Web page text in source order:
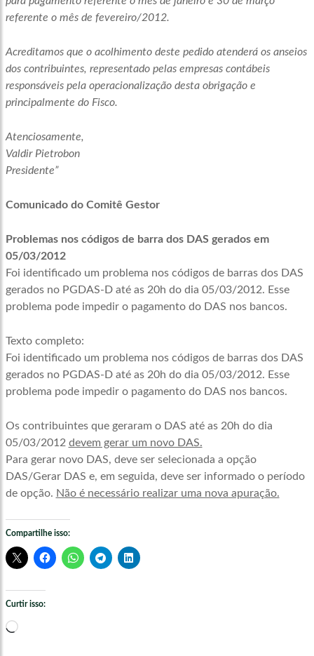
referente o mês de fevereiro/2012.
Acreditamos que o acolhimento deste pedido atenderá os anseios
dos contribuintes, representado pelas empresas contábeis
responsáveis pela operacionalização desta obrigação e
principalmente do Fisco.
Atenciosamente,
Valdir Pietrobon
Presidente”
Comunicado do Comitê Gestor
Problemas nos códigos de barra dos DAS gerados em
05/03/2012
Foi identificado um problema nos códigos de barras dos DAS
gerados no PGDAS-D até as 20h do dia 05/03/2012. Esse
problema pode impedir o pagamento do DAS nos bancos.
Texto completo:
Foi identificado um problema nos códigos de barras dos DAS
gerados no PGDAS-D até as 20h do dia 05/03/2012. Esse
problema pode impedir o pagamento do DAS nos bancos.
Os contribuintes que geraram o DAS até as 20h do dia
05/03/2012 devem gerar um novo DAS.
Para gerar novo DAS, deve ser selecionada a opção
DAS/Gerar DAS e, em seguida, deve ser informado o período
de opção. Não é necessário realizar uma nova apuração.
Compartilhe isso:
Curtir isso:
Carregando...